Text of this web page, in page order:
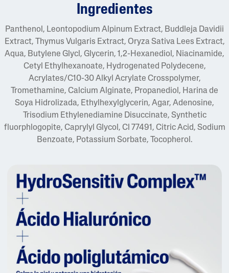
Ingredientes
Panthenol, Leontopodium Alpinum Extract, Buddleja Davidii
Extract, Thymus Vulgaris Extract, Oryza Sativa Lees Extract,
Aqua, Butylene Glycl, Glycerin, 1,2-Hexanediol, Niacinamide,
Cetyl Ethylhexanoate, Hydrogenated Polydecene,
Acrylates/C10-30 Alkyl Acrylate Crosspolymer,
Tromethamine, Calcium Alginate, Propanediol, Harina de
Soya Hidrolizada, Ethylhexylglycerin, Agar, Adenosine,
Trisodium Ethylenediamine Disuccinate, Synthetic
fluorphlogopite, Caprylyl Glycol, Cl 77491, Citric Acid, Sodium
Benzoate, Potassium Sorbate, Tocopherol.